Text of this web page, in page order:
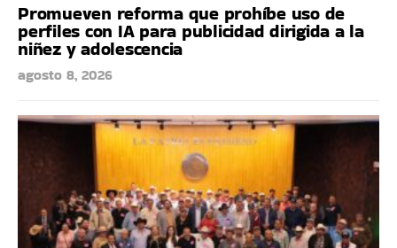
Promueven reforma que prohíbe uso de
perfiles con IA para publicidad dirigida a la
niñez y adolescencia
agosto 8, 2026